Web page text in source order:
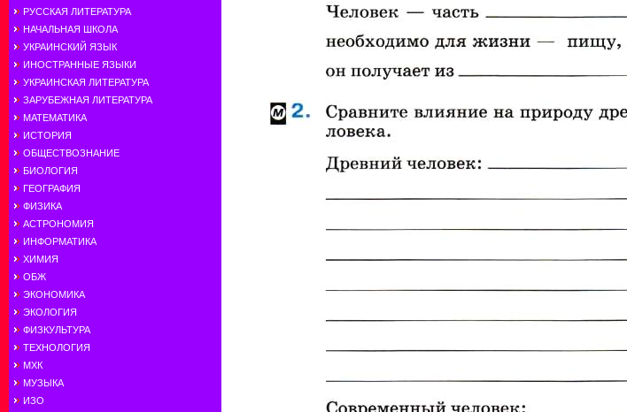
РУССКАЯ ЛИТЕРАТУРА
НАЧАЛЬНАЯ ШКОЛА
УКРАИНСКИЙ ЯЗЫК
ИНОСТРАННЫЕ ЯЗЫКИ
УКРАИНСКАЯ ЛИТЕРАТУРА
ЗАРУБЕЖНАЯ ЛИТЕРАТУРА
МАТЕМАТИКА
ИСТОРИЯ
ОБЩЕСТВОЗНАНИЕ
БИОЛОГИЯ
ГЕОГРАФИЯ
ФИЗИКА
АСТРОНОМИЯ
ИНФОРМАТИКА
ХИМИЯ
ОБЖ
ЭКОНОМИКА
ЭКОЛОГИЯ
ФИЗКУЛЬТУРА
ТЕХНОЛОГИЯ
МХК
МУЗЫКА
ИЗО